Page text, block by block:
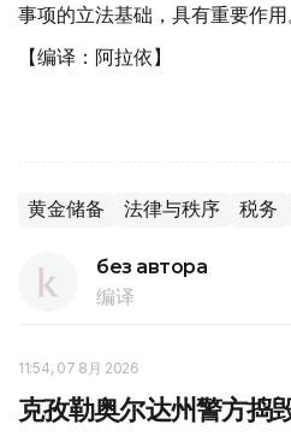
事项的立法基础，具有重要作用
【编译：阿拉依】
黄金储备 法律与秩序 税务
без автора
编译
11:54, 07 8月 2026
克孜勒奥尔达州警方捣